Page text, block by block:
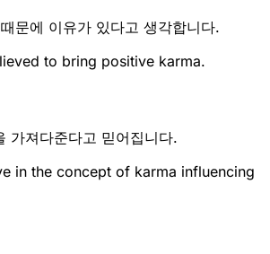
문에 이유가 있다고 생각합니다.
to bring positive karma.
가져다준다고 믿어집니다.
in the concept of karma influencing